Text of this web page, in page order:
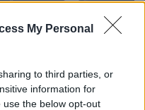
My Personal
to third parties, or
information for
the below opt-out
διευθυντή του